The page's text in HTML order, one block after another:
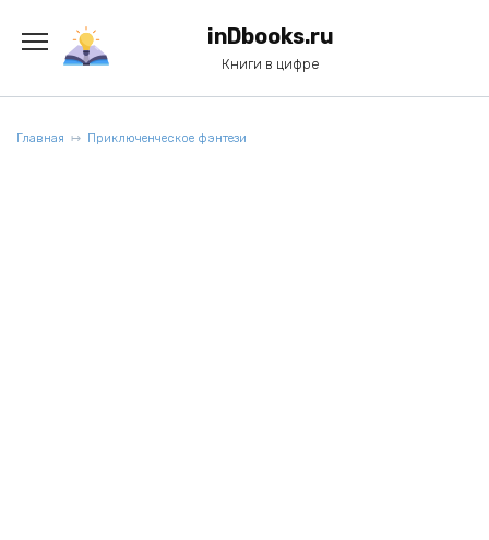
содержанию
inDbooks.ru
Книги в цифре
Главная Приключенческое фэнтези